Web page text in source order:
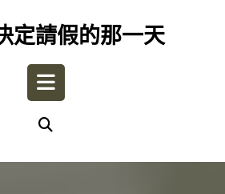
定請假的那一天
Open